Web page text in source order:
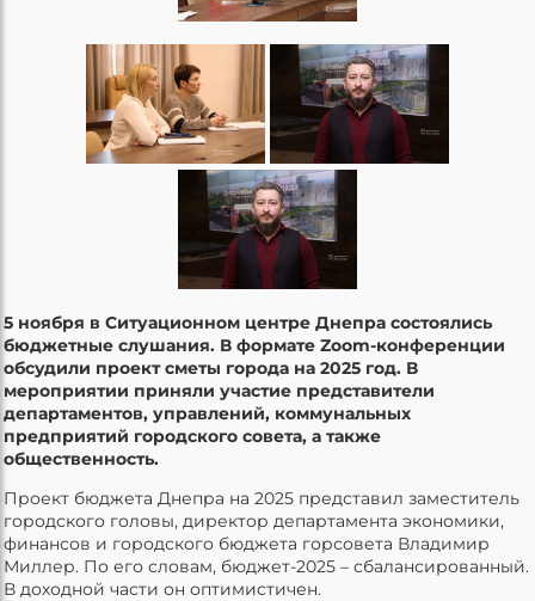
5 ноября в Ситуационном центре Днепра состоялись
бюджетные слушания. В формате Zoom-конференции
обсудили проект сметы города на 2025 год. В
мероприятии приняли участие представители
департаментов, управлений, коммунальных
предприятий городского совета, а также
общественность.
Проект бюджета Днепра на 2025 представил заместитель
городского головы, директор департамента экономики,
финансов и городского бюджета горсовета Владимир
Миллер. По его словам, бюджет-2025 – сбалансированный.
В доходной части он оптимистичен.